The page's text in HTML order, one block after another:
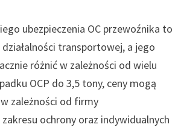
ubezpieczenia OC przewoźnika to
transportowej, a jego
różnić w zależności od wielu
OCP do 3,5 tony, ceny mogą
zależności od firmy
ochrony oraz indywidualnych